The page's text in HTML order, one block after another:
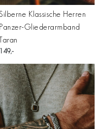
Klassische Herren
Panzer-Gliederarmband
149